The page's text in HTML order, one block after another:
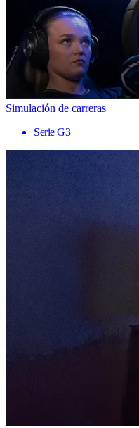
Simulación de carreras
Serie G3